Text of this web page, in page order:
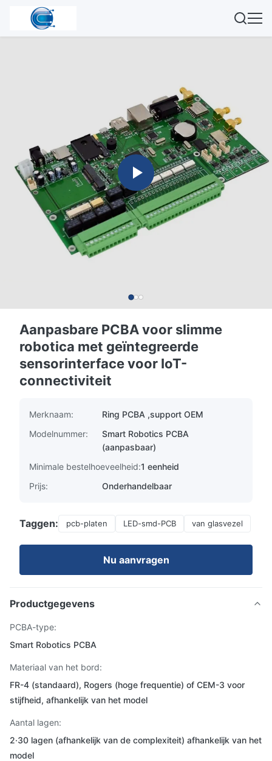
Aanpasbare PCBA voor slimme
robotica met geïntegreerde
sensorinterface voor IoT-
connectiviteit
Merknaam:
Ring PCBA ,support OEM
Modelnummer:
Smart Robotics PCBA
(aanpasbaar)
Minimale bestelhoeveelheid:1 eenheid
Prijs:
Onderhandelbaar
Taggen: pcb-platen LED-smd-PCB van glasvezel
Nu aanvragen
Productgegevens
PCBA-type:
Smart Robotics PCBA
Materiaal van het bord:
FR-4 (standaard), Rogers (hoge frequentie) of CEM-3 voor
stijfheid, afhankelijk van het model
Aantal lagen:
2·30 lagen (afhankelijk van de complexiteit) afhankelijk van het
model